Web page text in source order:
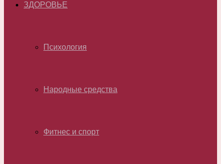
ЗДОРОВЬЕ
Психология
Народные средства
Фитнес и спорт